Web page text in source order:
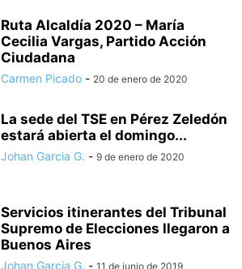
Ruta Alcaldía 2020 – María
Cecilia Vargas, Partido Acción
Ciudadana
Carmen Picado - 20 de enero de 2020
La sede del TSE en Pérez Zeledón
estará abierta el domingo...
Johan Garcia G. - 9 de enero de 2020
Servicios itinerantes del Tribunal
Supremo de Elecciones llegaron a
Buenos Aires
Johan Garcia G. - 11 de junio de 2019